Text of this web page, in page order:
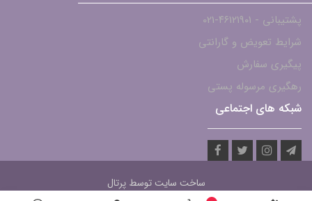
پشتیبانی - ۴۶۱۲۱۹۰۱-021
شرایط تعویض و گارانتی
پیگیری سفارش
رهگیری مرسوله پستی
شبکه های اجتماعی
ساخت سایت توسطپرتال